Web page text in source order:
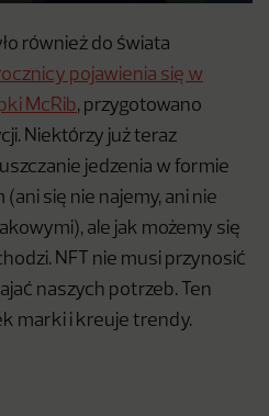
również do świata
pojawienia się w
McRib, przygotowano
Niektórzy już teraz
jedzenia w formie
się nie najemy, ani nie
ale jak możemy się
NFT nie musi przynosić
naszych potrzeb. Ten
marki i kreuje trendy.